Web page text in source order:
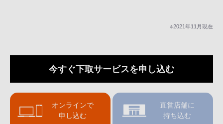
※2021年11月現在
今すぐ下取サービスを申し込む
オンラインで
申し込む
直営店舗に
持ち込む